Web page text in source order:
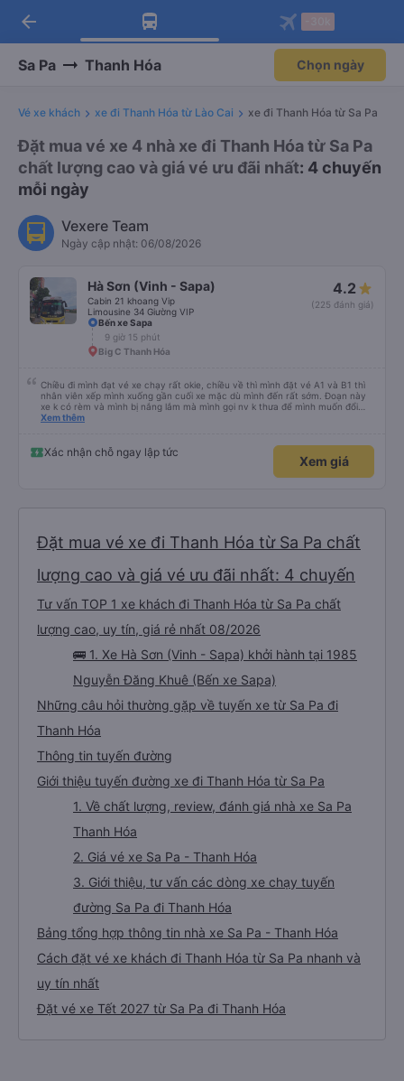
Tải app Vexere ngay!
Nhận ưu đãi thành viên độc
Mở app
Tải app Vexere
-30k/ghế khi đặt vé máy bay qua
Mở app
arrow_back
Sa Pa Thanh Hóa Chọn ngày
Vé xe khách xe đi Thanh Hóa từ Lào Cai xe đi Thanh Hóa từ Sa Pa
Đặt mua vé xe 4 nhà xe đi Thanh Hóa từ Sa Pa
chất lượng cao và giá vé ưu đãi nhất: 4 chuyến
mỗi ngày
Vexere Team
Ngày cập nhật: 06/08/2026
Hà Sơn (Vinh - Sapa)
Cabin 21 khoang Vip
Limousine 34 Giường VIP
4.2
(225 đánh giá)
Bến xe Sapa
9 giờ 15 phút
Big C Thanh Hóa
Chiều đi mình đạt vé xe chạy rất okie, chiều về thì mình đặt vé A1 và B1 thì
nhân viên xếp mình xuống gần cuối xe mặc dù mình đến rất sớm. Đoạn này
xe k có rèm và mình bị nắng lắm mà mình gọi nv k thưa để mình muốn đổi
chỗ. Đến Hà Nội mình chuyển sang xe khác cũng của hãng này đi rất thích,
Xem thêm
Xác nhận chỗ ngay lập tức
Xem giá
Đặt mua vé xe đi Thanh Hóa từ Sa Pa chất
lượng cao và giá vé ưu đãi nhất: 4 chuyến
Tư vấn TOP 1 xe khách đi Thanh Hóa từ Sa Pa chất
lượng cao, uy tín, giá rẻ nhất 08/2026
🚌 1. Xe Hà Sơn (Vinh - Sapa) khởi hành tại 1985
Nguyễn Đăng Khuê (Bến xe Sapa)
Những câu hỏi thường gặp về tuyến xe từ Sa Pa đi
Thanh Hóa
Thông tin tuyến đường
Giới thiệu tuyến đường xe đi Thanh Hóa từ Sa Pa
1. Về chất lượng, review, đánh giá nhà xe Sa Pa
Thanh Hóa
2. Giá vé xe Sa Pa - Thanh Hóa
3. Giới thiệu, tư vấn các dòng xe chạy tuyến
đường Sa Pa đi Thanh Hóa
Bảng tổng hợp thông tin nhà xe Sa Pa - Thanh Hóa
Cách đặt vé xe khách đi Thanh Hóa từ Sa Pa nhanh và
uy tín nhất
Đặt vé xe Tết 2027 từ Sa Pa đi Thanh Hóa